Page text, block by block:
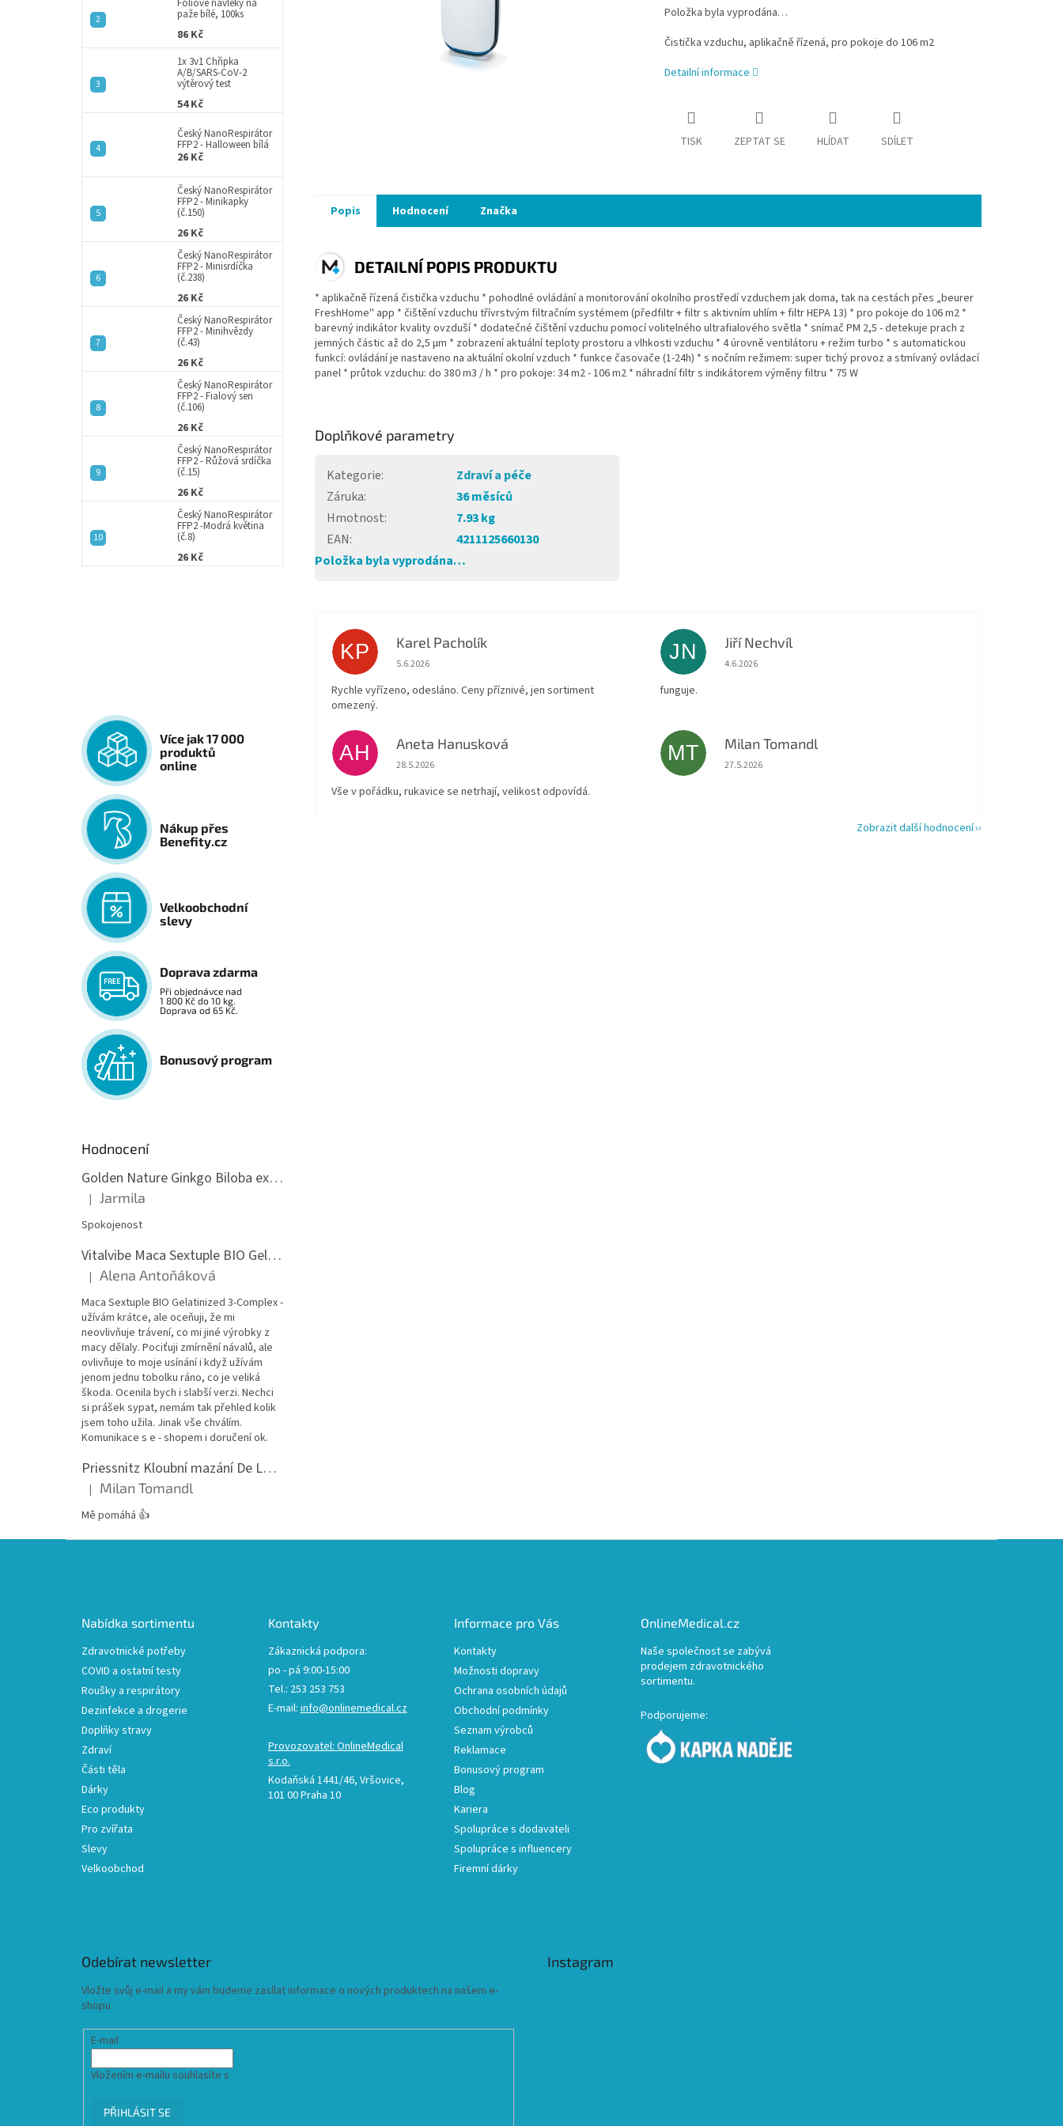
paže bílé, 100ks
86 Kč
1x 3v1 Chřipka
A/B/SARS-CoV-2
výtěrový test
54 Kč
Český NanoRespirátor
FFP2 - Halloween bílá
26 Kč
Český NanoRespirátor
FFP2 - Minikapky
(č.150)
26 Kč
Český NanoRespirátor
FFP2 - Minisrdíčka
(č.238)
26 Kč
Český NanoRespirátor
FFP2 - Minihvězdy
(č.43)
26 Kč
Český NanoRespirátor
FFP2 - Fialový sen
(č.106)
26 Kč
Český NanoRespirátor
FFP2 - Růžová srdíčka
(č.15)
26 Kč
Český NanoRespirátor
FFP2 -Modrá květina
(č.8)
26 Kč
Více jak 17 000
produktů
online
Nákup přes
Benefity.cz
Velkoobchodní
slevy
Doprava zdarma
Při objednávce nad
1 800 Kč do 10 kg.
Doprava od 65 Kč.
Bonusový program
Hodnocení
Golden Nature Ginkgo Biloba extrakt 50:1 60mg, 100 kapslí
Hodnocení produktu je 5 z 5 hvězdiček.
| Jarmila
Spokojenost
Vitalvibe Maca Sextuple BIO Gelatinized 3-Complex, 60 kapslí
Hodnocení produktu je 5 z 5 hvězdiček.
| Alena Antoňáková
Maca Sextuple BIO Gelatinized 3-Complex -
užívám krátce, ale oceňuji, že mi
neovlivňuje trávení, co mi jiné výrobky z
macy dělaly. Pociťuji zmírnění návalů, ale
ovlivňuje to moje usínání i když užívám
jenom jednu tobolku ráno, co je veliká
škoda. Ocenila bych i slabší verzi. Nechci
si prášek sypat, nemám tak přehled kolik
jsem toho užila. Jinak vše chválím.
Komunikace s e - shopem i doručení ok.
Priessnitz Kloubní mazání De Luxe, 200ml
Hodnocení produktu je 5 z 5 hvězdiček.
| Milan Tomandl
Mě pomáhá 👍
Položka byla vyprodána…
Čistička vzduchu, aplikačně řízená, pro pokoje do 106 m2
Detailní informace
TISK ZEPTAT SE HLÍDAT SDÍLET
Popis Hodnocení Značka
DETAILNÍ POPIS PRODUKTU
* aplikačně řízená čistička vzduchu * pohodlné ovládání a monitorování okolního prostředí vzduchem jak doma, tak na cestách přes „beurer
FreshHome'' app * čištění vzduchu třívrstvým filtračním systémem (předfiltr + filtr s aktivním uhlím + filtr HEPA 13) * pro pokoje do 106 m2 *
barevný indikátor kvality ovzduší * dodatečné čištění vzduchu pomocí volitelného ultrafialového světla * snímač PM 2,5 - detekuje prach z
jemných částic až do 2,5 µm * zobrazení aktuální teploty prostoru a vlhkosti vzduchu * 4 úrovně ventilátoru + režim turbo * s automatickou
funkcí: ovládání je nastaveno na aktuální okolní vzduch * funkce časovače (1-24h) * s nočním režimem: super tichý provoz a stmívaný ovládací
panel * průtok vzduchu: do 380 m3 / h * pro pokoje: 34 m2 - 106 m2 * náhradní filtr s indikátorem výměny filtru * 75 W
Doplňkové parametry
Kategorie:
Zdraví a péče
Záruka:
36 měsíců
Hmotnost:
7.93 kg
EAN:
4211125660130
Položka byla vyprodána…
KP Karel Pacholík
Hodnocení obchodu je 4 z 5 hvězdiček.
5.6.2026
Rychle vyřízeno, odesláno. Ceny příznivé, jen sortiment
omezený.
JN Jiří Nechvíl
Hodnocení obchodu je 5 z 5 hvězdiček.
4.6.2026
funguje.
AH Aneta Hanusková
Hodnocení obchodu je 5 z 5 hvězdiček.
28.5.2026
Vše v pořádku, rukavice se netrhají, velikost odpovídá.
MT Milan Tomandl
Hodnocení obchodu je 5 z 5 hvězdiček.
27.5.2026
Zobrazit další hodnocení
Nabídka sortimentu
Zdravotnické potřeby
COVID a ostatní testy
Roušky a respirátory
Dezinfekce a drogerie
Doplňky stravy
Zdraví
Části těla
Dárky
Eco produkty
Pro zvířata
Slevy
Velkoobchod
Kontakty
Zákaznická podpora:
po - pá 9:00-15:00
Tel.: 253 253 753
E-mail: info@onlinemedical.cz
Provozovatel: OnlineMedical
s.r.o.
Kodaňská 1441/46, Vršovice,
101 00 Praha 10
Informace pro Vás
Kontakty
Možnosti dopravy
Ochrana osobních údajů
Obchodní podmínky
Seznam výrobců
Reklamace
Bonusový program
Blog
Kariera
Spolupráce s dodavateli
Spolupráce s influencery
Firemní dárky
OnlineMedical.cz
Naše společnost se zabývá
prodejem zdravotnického
sortimentu.
Podporujeme:
Odebírat newsletter
Vložte svůj e-mail a my vám budeme zasílat informace o nových produktech na našem e-
shopu.
E-mail
Vložením e-mailu souhlasíte s
PŘIHLÁSIT SE
Instagram